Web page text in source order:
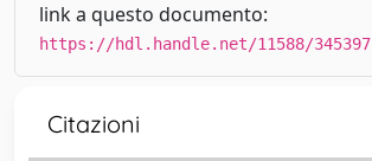
link a questo documento:
https://hdl.handle.net/11588/345397
Citazioni